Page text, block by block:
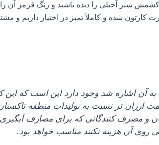
سبز آجیلی را دیده باشید و رنگ قرمز آن را
شده و کاملاً تمیز در اختیار داریم و
به آن اشاره شد وجود دارد این است که
ارزان‌ تر نسبت به تولیدات منطقه
و مصرف کنندگانی که برای مصارف
روی آن هزینه نکنند مناسب خواهد بود.